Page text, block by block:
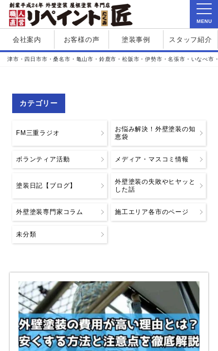
会社案内 お客様の声 塗装事例 スタッフ紹介
津市・四日市市・桑名市・亀山市・鈴鹿市・松阪市・伊勢市・名張市・いなべ市
カテゴリー
FM三重ラジオ
お悩み解決！外壁塗装の知
恵袋
ボランティア活動 メディア・マスコミ情報
塗装日記【ブログ】
外壁塗装の失敗やヒヤッと
した話
外壁塗装専門家コラム 施工エリア各市のページ
未分類
MENU